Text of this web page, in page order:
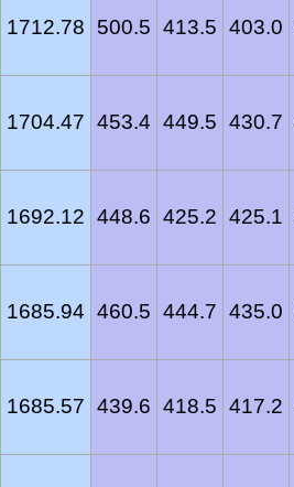
1712.78 500.5 413.5 403.0
1704.47 453.4 449.5 430.7
1692.12 448.6 425.2 425.1
1685.94 460.5 444.7 435.0
1685.57 439.6 418.5 417.2